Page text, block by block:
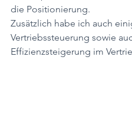
die Positionierung.
Zusätzlich habe ich auch
Vertriebssteuerung sowie
Effizienzsteigerung im